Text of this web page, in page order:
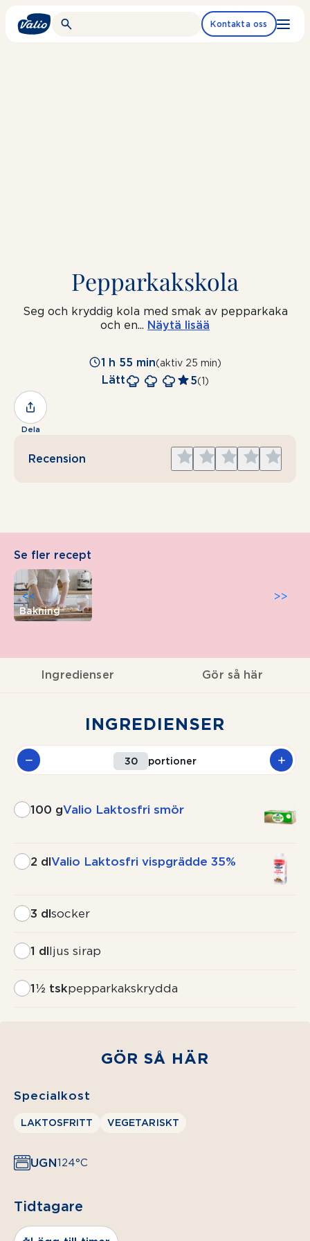
Kontakta oss
Pepparkakskola
Seg och kryddig kola med smak av pepparkaka
och en... Näytä lisää
1 h 55 min(aktiv 25 min)
Lätt 5(1)
Dela
Recension
Give
5
Give
4
Give
3
Give
2
Give
1
Se fler recept
Bakning
>>
<<
Ingredienser Gör så här
INGREDIENSER
portioner
100 gValio Laktosfri smör
2 dlValio Laktosfri vispgrädde 35%
3 dlsocker
1 dlljus sirap
1½ tskpepparkakskrydda
GÖR SÅ HÄR
Specialkost
LAKTOSFRITT VEGETARISKT
UGN124°C
Tidtagare